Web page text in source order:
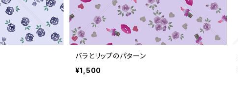
バラとリップのパターン
¥1,500